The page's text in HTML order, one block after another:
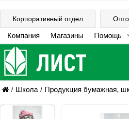
Корпоративный отдел
Компания Магазины Помощь
Школа Продукция бумажная,